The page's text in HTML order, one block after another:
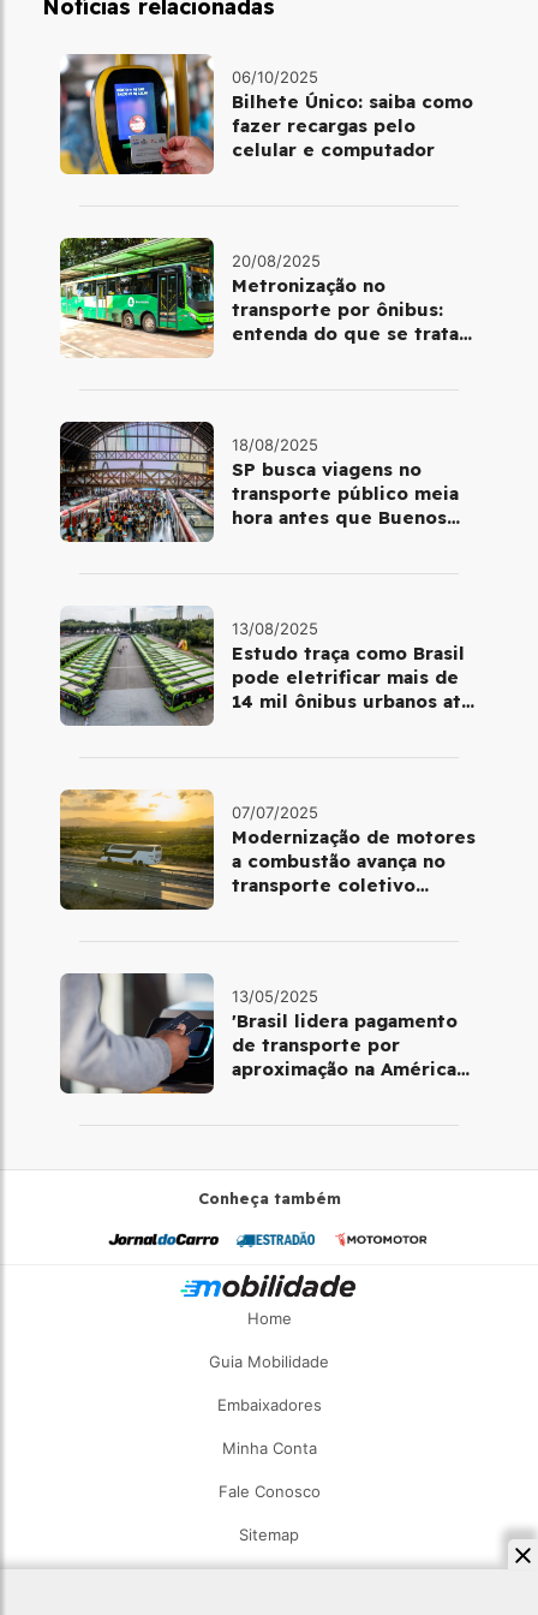
Notícias relacionadas
06/10/2025
Bilhete Único: saiba como
fazer recargas pelo
celular e computador
20/08/2025
Metronização no
transporte por ônibus:
entenda do que se trata
18/08/2025
​SP busca viagens no
transporte público meia
hora antes que Buenos
13/08/2025
Estudo traça como Brasil
pode eletrificar mais de
14 mil ônibus urbanos até
07/07/2025
Modernização de motores
a combustão avança no
transporte coletivo
13/05/2025
'Brasil lidera pagamento
de transporte por
aproximação na América
Conheça também
Home
Guia Mobilidade
Embaixadores
Minha Conta
Fale Conosco
Sitemap